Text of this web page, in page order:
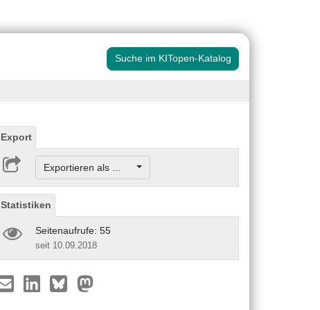
Suche im KITopen-Katalog
Export
Exportieren als ...
Statistiken
Seitenaufrufe: 55
seit 10.09.2018